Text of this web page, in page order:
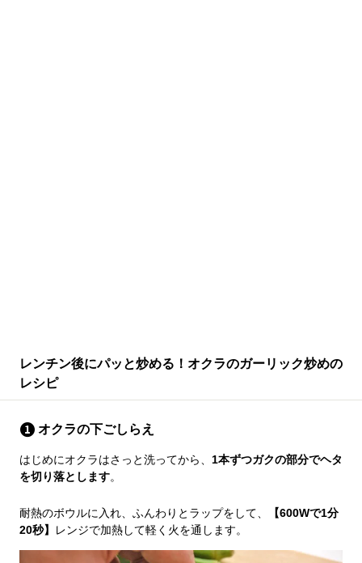
レンチン後にパッと炒める！オクラのガーリック炒めの
レシピ
オクラの下ごしらえ
はじめにオクラはさっと洗ってから、 1本ずつガクの部分でヘタ
を切り落とします。
耐熱のボウルに入れ、ふんわりとラップをして、
【600Wで1分
20秒】
レンジで加熱して軽く火を通します。